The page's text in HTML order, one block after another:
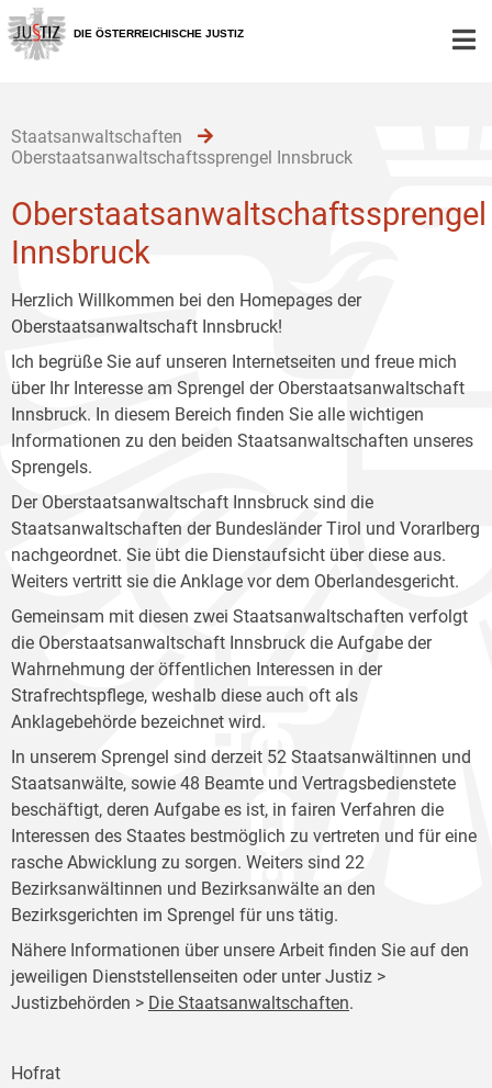
Zur
Hauptnavigation
[1]
Zum
Inhalt
[2]
Zum
Untermenü
[3]
DIE ÖSTERREICHISCHE JUSTIZ
Staatsanwaltschaften
Oberstaatsanwaltschaftssprengel Innsbruck
Oberstaatsanwaltschaftssprengel
Innsbruck
Herzlich Willkommen bei den Homepages der
Oberstaatsanwaltschaft Innsbruck!
Ich begrüße Sie auf unseren Internetseiten und freue mich
über Ihr Interesse am Sprengel der Oberstaatsanwaltschaft
Innsbruck. In diesem Bereich finden Sie alle wichtigen
Informationen zu den beiden Staatsanwaltschaften unseres
Sprengels.
Der Oberstaatsanwaltschaft Innsbruck sind die
Staatsanwaltschaften der Bundesländer Tirol und Vorarlberg
nachgeordnet. Sie übt die Dienstaufsicht über diese aus.
Weiters vertritt sie die Anklage vor dem Oberlandesgericht.
Gemeinsam mit diesen zwei Staatsanwaltschaften verfolgt
die Oberstaatsanwaltschaft Innsbruck die Aufgabe der
Wahrnehmung der öffentlichen Interessen in der
Strafrechtspflege, weshalb diese auch oft als
Anklagebehörde bezeichnet wird.
In unserem Sprengel sind derzeit 52 Staatsanwältinnen und
Staatsanwälte, sowie 48 Beamte und Vertragsbedienstete
beschäftigt, deren Aufgabe es ist, in fairen Verfahren die
Interessen des Staates bestmöglich zu vertreten und für eine
rasche Abwicklung zu sorgen. Weiters sind 22
Bezirksanwältinnen und Bezirksanwälte an den
Bezirksgerichten im Sprengel für uns tätig.
Nähere Informationen über unsere Arbeit finden Sie auf den
jeweiligen Dienststellenseiten oder unter Justiz >
Justizbehörden > Die Staatsanwaltschaften.
Hofrat